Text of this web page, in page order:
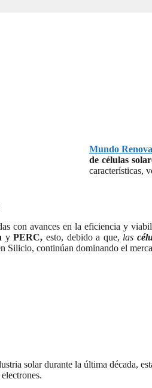
Mundo
de células
características,
con avances en la eficiencia y
yPERC,esto, debido a que, las
Silicio, continúan dominando el
solar durante la última década,